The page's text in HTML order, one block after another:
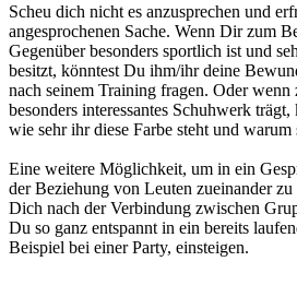
Scheu dich nicht es anzusprechen und
angesprochenen Sache. Wenn Dir zum
Gegenüber besonders sportlich ist und
besitzt, könntest Du ihm/ihr deine
nach seinem Training fragen. Oder wenn
besonders interessantes Schuhwerk
wie sehr ihr diese Farbe steht und warum
Eine weitere Möglichkeit, um in ein
der Beziehung von Leuten zueinander
Dich nach der Verbindung zwischen
Du so ganz entspannt in ein bereits
Beispiel bei einer Party, einsteigen.